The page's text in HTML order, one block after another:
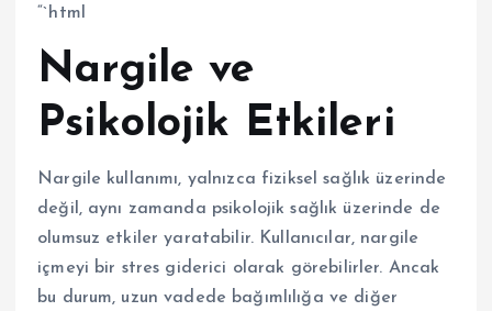
“`html
Nargile ve
Psikolojik Etkileri
Nargile kullanımı, yalnızca fiziksel sağlık üzerinde
değil, aynı zamanda psikolojik sağlık üzerinde de
olumsuz etkiler yaratabilir. Kullanıcılar, nargile
içmeyi bir stres giderici olarak görebilirler. Ancak
bu durum, uzun vadede bağımlılığa ve diğer